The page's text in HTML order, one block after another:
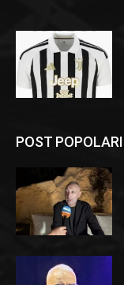
POST POPOLARI